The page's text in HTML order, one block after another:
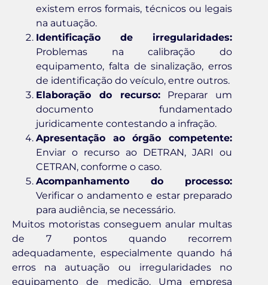
existem erros formais, técnicos ou legais
na autuação.
Identificação de irregularidades:
Problemas na calibração do
equipamento, falta de sinalização, erros
de identificação do veículo, entre outros.
Elaboração do recurso:Preparar um
documento fundamentado
juridicamente contestando a infração.
Apresentação ao órgão competente:
Enviar o recurso ao DETRAN, JARI ou
CETRAN, conforme o caso.
Acompanhamento do processo:
Verificar o andamento e estar preparado
para audiência, se necessário.
Muitos motoristas conseguem anular multas
de 7 pontos quando recorrem
adequadamente, especialmente quando há
erros na autuação ou irregularidades no
equipamento de medição. Uma empresa